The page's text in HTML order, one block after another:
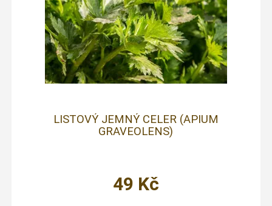
LISTOVÝ JEMNÝ CELER (APIUM
GRAVEOLENS)
49 Kč